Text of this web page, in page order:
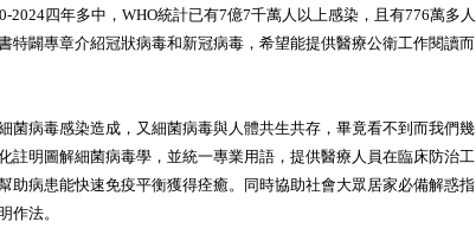
2024四年多中，WHO統計已有7億7千萬人以上感染，且有776萬多人
特闢專章介紹冠狀病毒和新冠病毒，希望能提供醫療公衛工作閱讀而
病毒感染造成，又細菌病毒與人體共生共存，畢竟看不到而我們幾
註明圖解細菌病毒學，並統一專業用語，提供醫療人員在臨床防治工
助病患能快速免疫平衡獲得痊癒。同時協助社會大眾居家必備解惑指
作法。